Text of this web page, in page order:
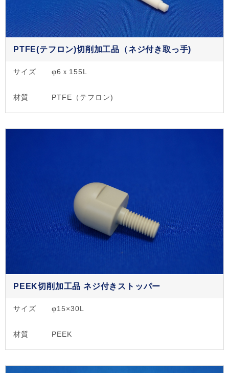
PTFE(テフロン)切削加工品（ネジ付き取っ手)
サイズ φ6ｘ155L
材質 PTFE（テフロン)
PEEK切削加工品 ネジ付きストッパー
サイズ φ15×30L
材質 PEEK